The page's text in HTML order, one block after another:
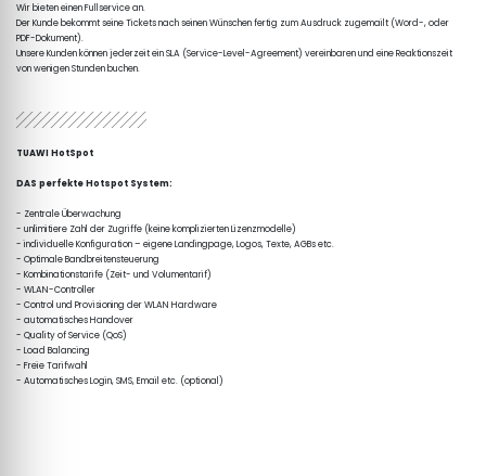
Wir bieten einen Fullservice an.
Der Kunde bekommt seine Tickets nach seinen Wünschen fertig zum Ausdruck zugemailt (Word-, oder
PDF-Dokument).
Unsere Kunden können jederzeit ein SLA (Service-Level-Agreement) vereinbaren und eine Reaktionszeit
von wenigen Stunden buchen.
TUAWI HotSpot
DAS perfekte Hotspot System:
- Zentrale Überwachung
- unlimitiere Zahl der Zugriffe (keine komplizierten Lizenzmodelle)
- individuelle Konfiguration – eigene Landingpage, Logos, Texte, AGBs etc.
- Optimale Bandbreitensteuerung
- Kombinationstarife (Zeit- und Volumentarif)
- WLAN-Controller
- Control und Provisioning der WLAN Hardware
- automatisches Handover
- Quality of Service (QoS)
- Load Balancing
- Freie Tarifwahl
- Automatisches Login, SMS, Email etc. (optional)